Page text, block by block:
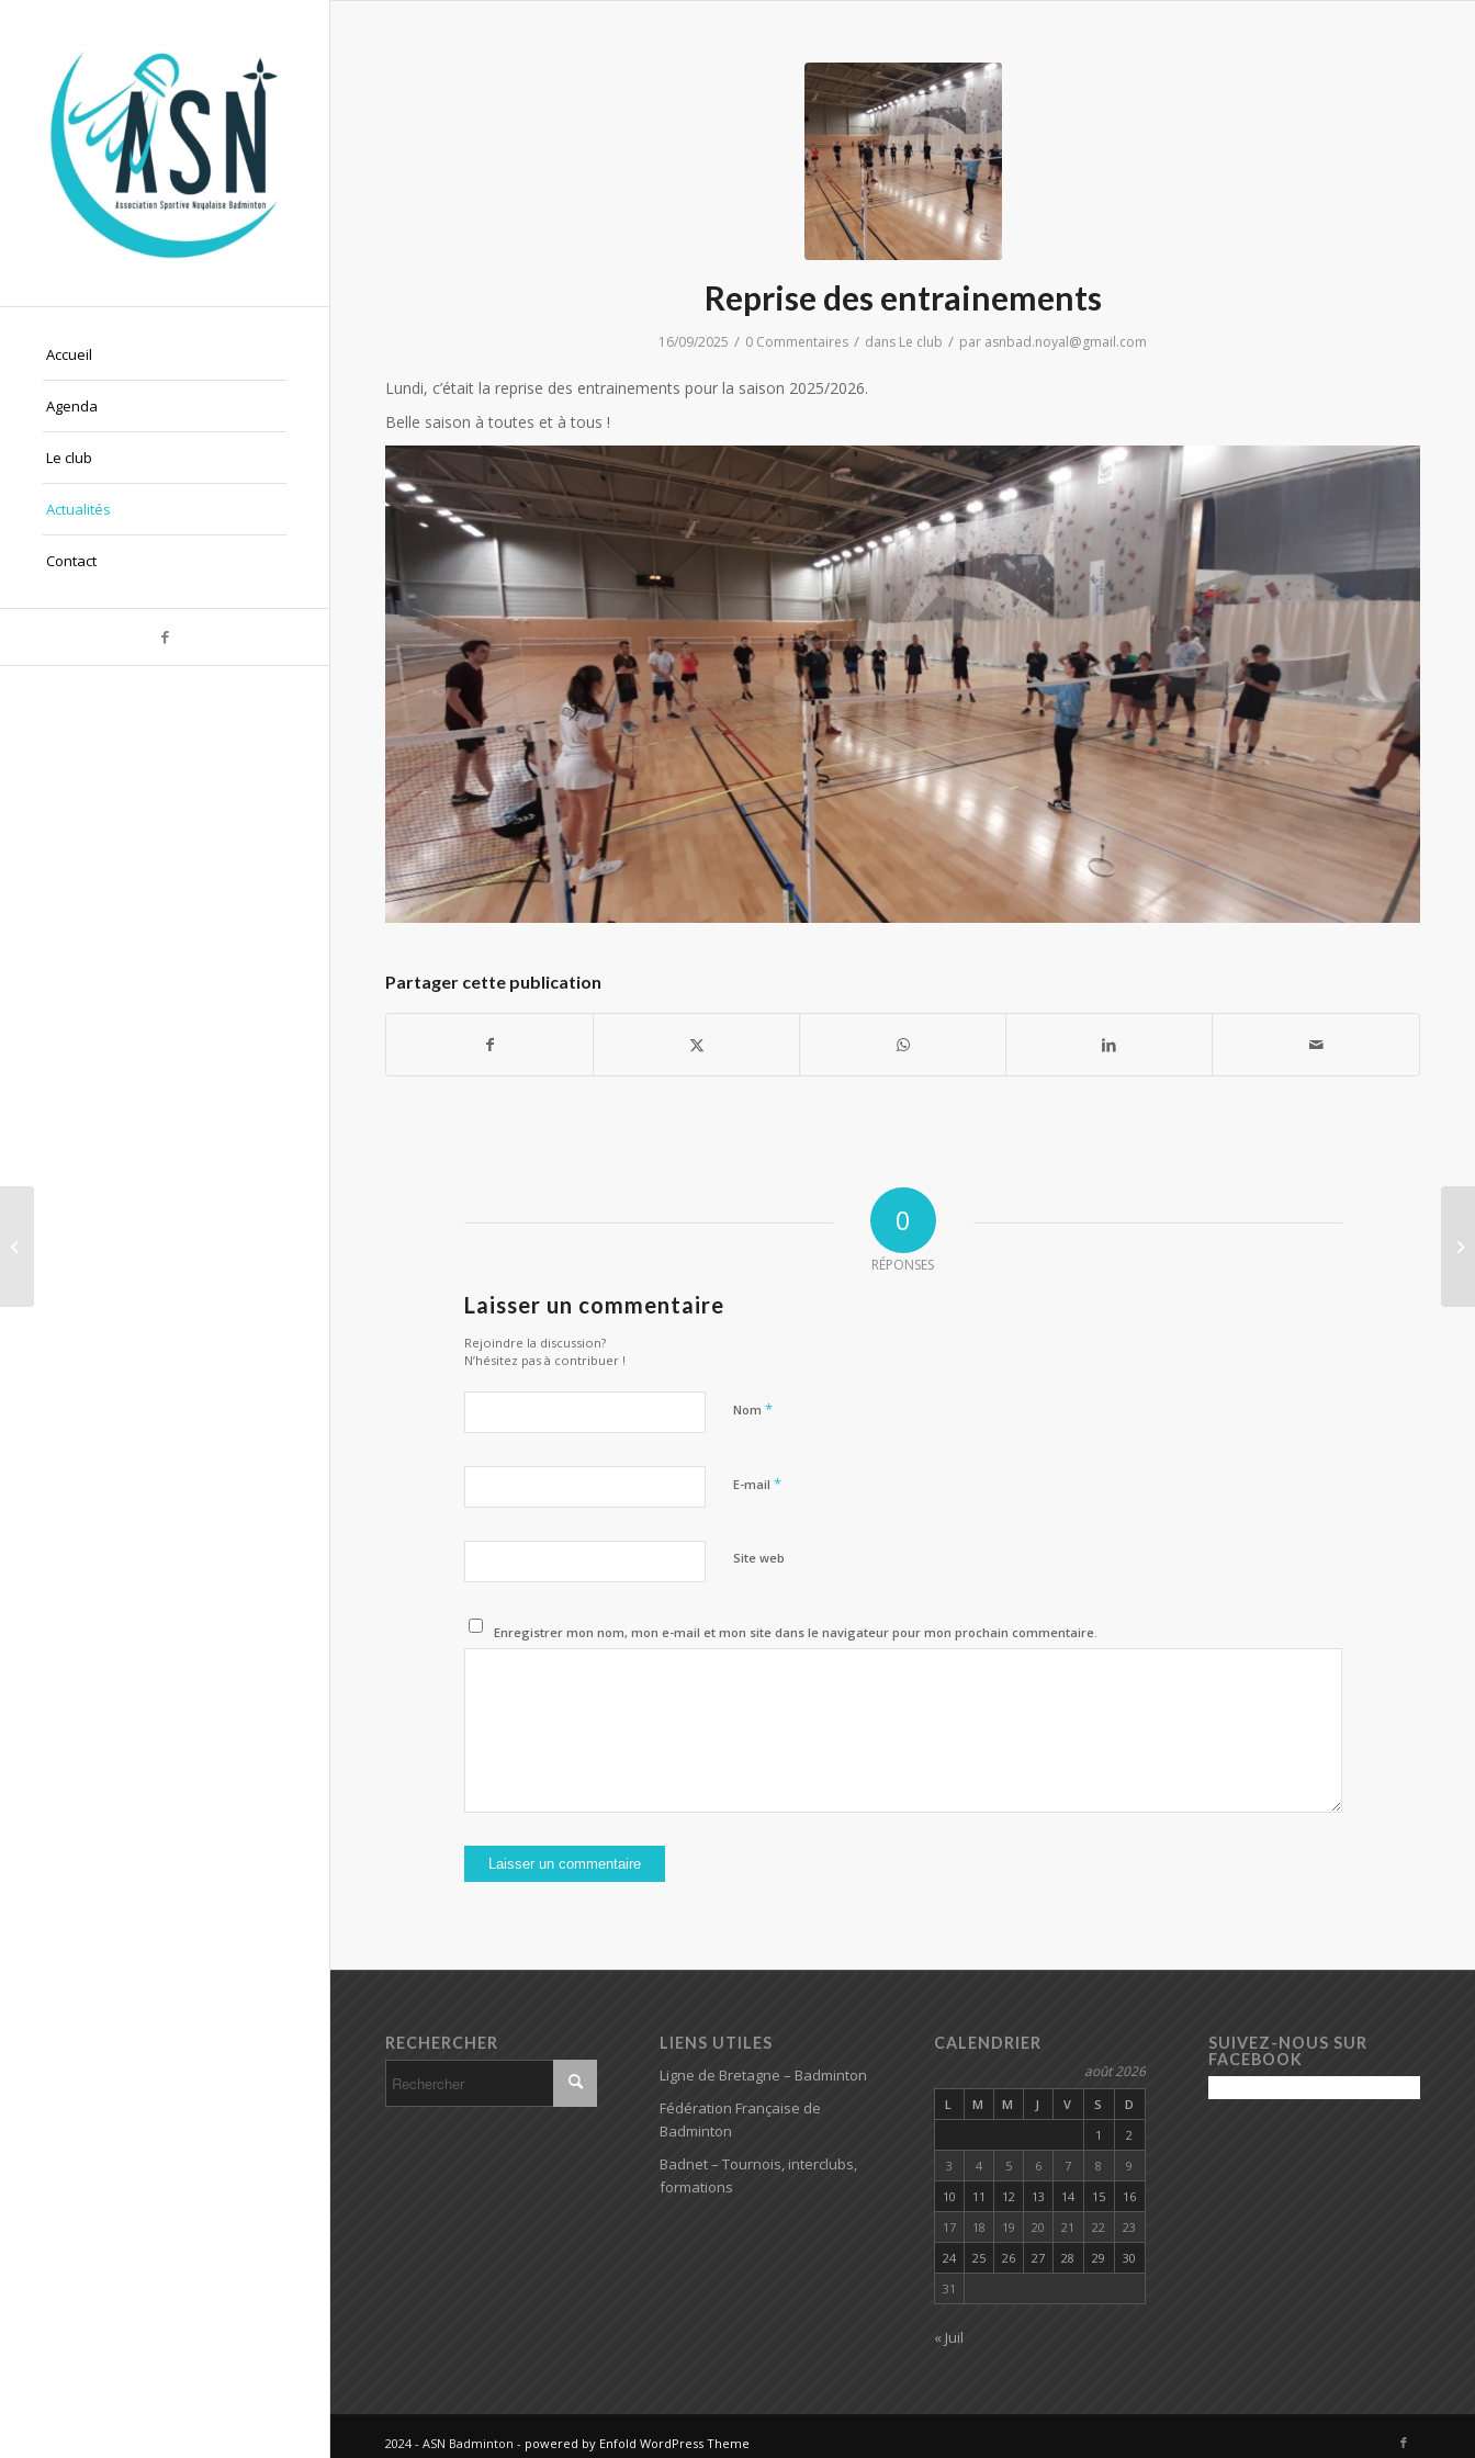
Accueil
Agenda
Le club
Actualités
Contact
Reprise des entrainements
16/09/2025 / 0 Commentaires / dans Le club / par asnbad.noyal@gmail.com
Lundi, c’était la reprise des entrainements pour la saison 2025/2026.
Belle saison à toutes et à tous !
Partager cette publication
0
RÉPONSES
Laisser un commentaire
Rejoindre la discussion?
N’hésitez pas à contribuer !
Nom *
E-mail *
Site web
Enregistrer mon nom, mon e-mail et mon site dans le navigateur pour mon prochain commentaire.
RECHERCHER LIENS UTILES
Ligne de Bretagne – Badminton
Fédération Française de
Badminton
Badnet – Tournois, interclubs,
formations
CALENDRIER
août 2026
L M M J V S
D
1
2
3
4 5 6 7 8
9
10
11 12 13 14 15
16
17
18 19 20 21 22
23
24
25 26 27 28 29
30
31
« Juil
SUIVEZ-NOUS SUR
FACEBOOK
2024 - ASN Badminton - powered by Enfold WordPress Theme